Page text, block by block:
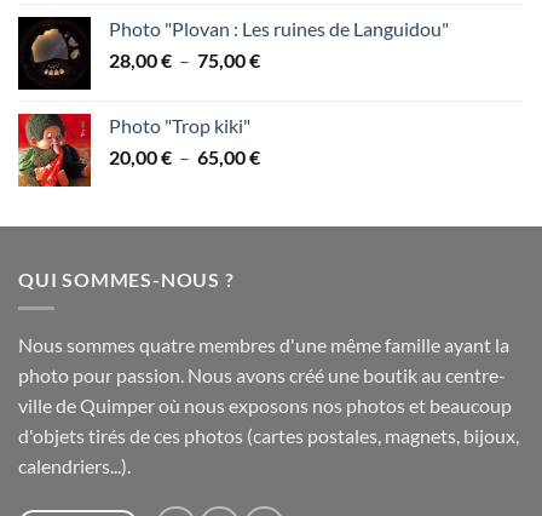
28,00 €
à
Photo "Plovan : Les ruines de Languidou"
28,00€ – 75,00€Plage
à
Photo "Trop kiki"
20,00€ – 65,00€Plage
20,00 €
QUI SOMMES-NOUS ?
Nous sommes quatre membres d'une même famille ayant la
photo pour passion. Nous avons créé une boutik au centre-
ville de Quimper où nous exposons nos photos et beaucoup
d'objets tirés de ces photos (cartes postales, magnets, bijoux,
calendriers...).